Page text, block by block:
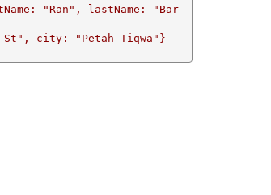
"Ran", lastName: "Bar-
city: "Petah Tiqwa"}